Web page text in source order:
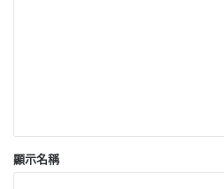
顯示名稱